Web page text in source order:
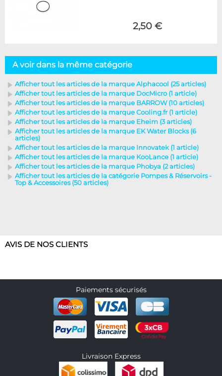
2,50 €
A voir dans la même catégorie
Afficher tout les articles de la marque Alphacool (25 articles)
Afficher tout les articles de la marque DocMicro (1 article)
Afficher tout les articles de la marque BARROW (10 articles)
Afficher tout les articles de la marque Cooling.fr (1 article)
Afficher tout les articles de la marque Eheim (3 articles)
Afficher tout les articles de la marque EK Water Blocks (6
articles)
Afficher tout les articles de la marque Innovatek (1 article)
Afficher tout les articles de la marque KooLance (1 article)
Afficher tout les articles de la marque Phobya (2 articles)
Afficher tout les articles de la catégorie Pompes & Réservoirs -
Top & Accessoires (50 articles)
AVIS DE NOS CLIENTS
Paiements sécurisés
Livraison Express